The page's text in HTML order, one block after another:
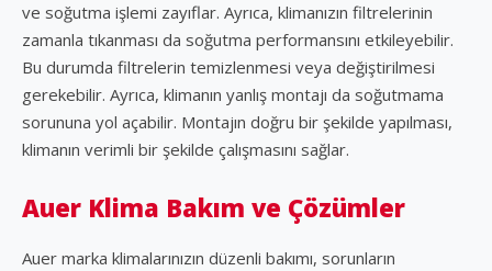
ve soğutma işlemi zayıflar. Ayrıca, klimanızın filtrelerinin
zamanla tıkanması da soğutma performansını etkileyebilir.
Bu durumda filtrelerin temizlenmesi veya değiştirilmesi
gerekebilir. Ayrıca, klimanın yanlış montajı da soğutmama
sorununa yol açabilir. Montajın doğru bir şekilde yapılması,
klimanın verimli bir şekilde çalışmasını sağlar.
Auer Klima Bakım ve Çözümler
Auer marka klimalarınızın düzenli bakımı, sorunların